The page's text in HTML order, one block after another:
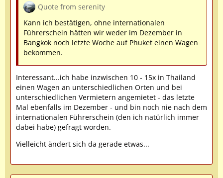
Quote from serenity
Kann ich bestätigen, ohne internationalen
Führerschein hätten wir weder im Dezember in
Bangkok noch letzte Woche auf Phuket einen Wagen
bekommen.
Interessant...ich habe inzwischen 10 - 15x in Thailand
einen Wagen an unterschiedlichen Orten und bei
unterschiedlichen Vermietern angemietet - das letzte
Mal ebenfalls im Dezember - und bin noch nie nach dem
internationalen Führerschein (den ich natürlich immer
dabei habe) gefragt worden.
Vielleicht ändert sich da gerade etwas...